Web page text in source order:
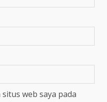
web saya pada